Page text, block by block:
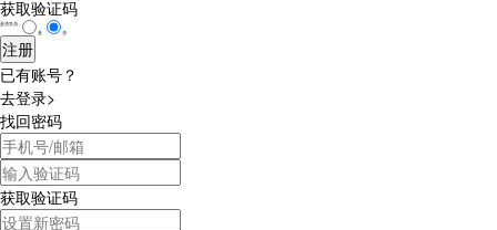
获取验证码
是否学员：
是
否
已有账号？
去登录>
找回密码
获取验证码